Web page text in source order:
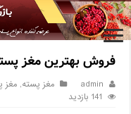
خانه / مغز پسته فروش
فروش بهترین مغز
admin مغز پسته,مغز
141 بازدید